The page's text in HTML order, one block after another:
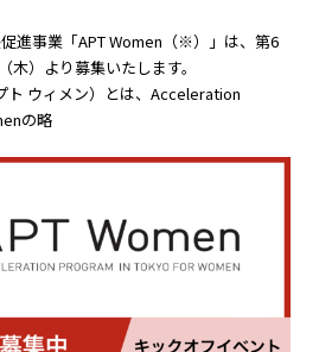
進事業「APT Women（※）」は、第6
木）より募集いたします。
ト ウィメン）とは、Acceleration
の略